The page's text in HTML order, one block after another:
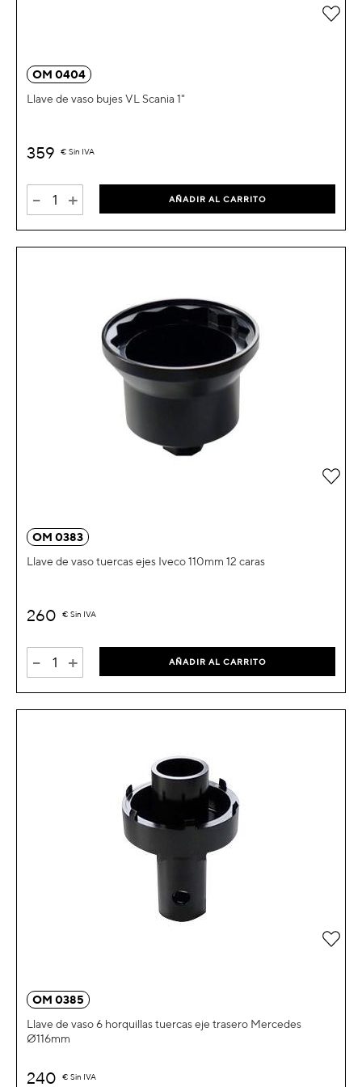
OM 0404
Llave de vaso bujes VL Scania 1"
359 € Sin IVA
- + AÑADIR AL CARRITO
OM 0383
Llave de vaso tuercas ejes Iveco 110mm 12 caras
260 € Sin IVA
- + AÑADIR AL CARRITO
OM 0385
Llave de vaso 6 horquillas tuercas eje trasero Mercedes
Ø116mm
240 € Sin IVA